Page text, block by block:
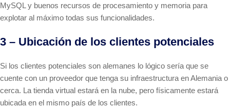
MySQL y buenos recursos de procesamiento y memoria para
explotar al máximo todas sus funcionalidades.
3 – Ubicación de los clientes potenciales
Si los clientes potenciales son alemanes lo lógico sería que se
cuente con un proveedor que tenga su infraestructura en Alemania o
cerca. La tienda virtual estará en la nube, pero físicamente estará
ubicada en el mismo país de los clientes.